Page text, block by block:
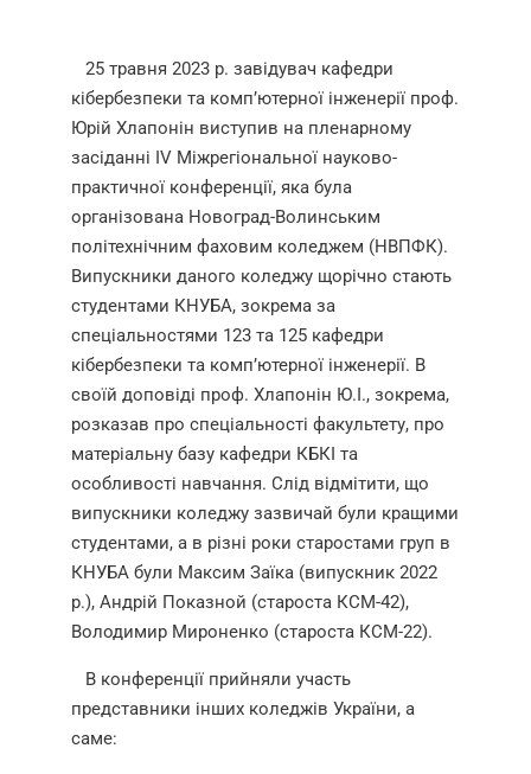
25 травня 2023 р. завідувач кафедри
кібербезпеки та комп’ютерної інженерії проф.
Юрій Хлапонін виступив на пленарному
засіданні IV Міжрегіональної науково-
практичної конференції, яка була
організована Новоград-Волинським
політехнічним фаховим коледжем (НВПФК).
Випускники даного коледжу щорічно стають
студентами КНУБА, зокрема за
спеціальностями 123 та 125 кафедри
кібербезпеки та комп’ютерної інженерії. В
своїй доповіді проф. Хлапонін Ю.І., зокрема,
розказав про спеціальності факультету, про
матеріальну базу кафедри КБКІ та
особливості навчання. Слід відмітити, що
випускники коледжу зазвичай були кращими
студентами, а в різні роки старостами груп в
КНУБА були Максим Заїка (випускник 2022
р.), Андрій Показной (староста КСМ-42),
Володимир Мироненко (староста КСМ-22).
В конференції прийняли участь
представники інших коледжів України, а
саме: